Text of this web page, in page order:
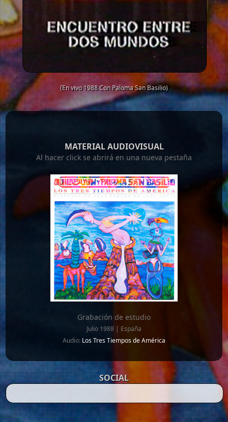
(En vivo 1988 Con Paloma San Basilio)
MATERIAL AUDIOVISUAL
Al hacer click se abrirá en una nueva pestaña
Grabación de estudio
Julio 1988 | España
Audio:Los Tres Tiempos de América
SOCIAL